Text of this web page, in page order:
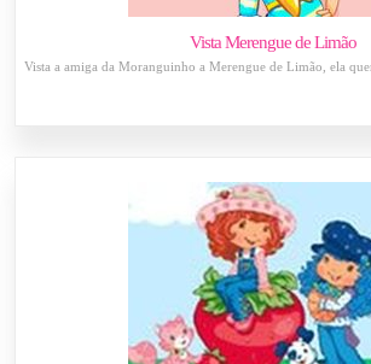
Vista Merengue de Limão
Vista a amiga da Moranguinho a Merengue de Limão, ela